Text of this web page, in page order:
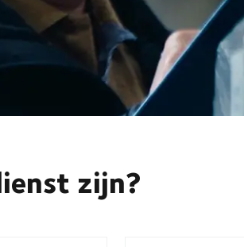
zijn?